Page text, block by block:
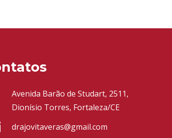
Avenida Barão de Studart, 2511,
Dionísio Torres, Fortaleza/CE
drajovitaveras@gmail.com